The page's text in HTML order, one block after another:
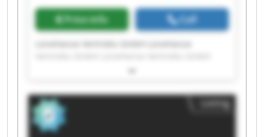
Price info Call
LüneHanse Vertriebs GmbH LüneHanse
LüneHanse Vertriebs GmbH LüneHanse
Vertriebs GmbH LüneHanse Vertriebs GmbH
LüneHanse Vertriebs GmbH LüneHanse
Vertriebs GmbH LüneHanse Vertriebs GmbH
Listing